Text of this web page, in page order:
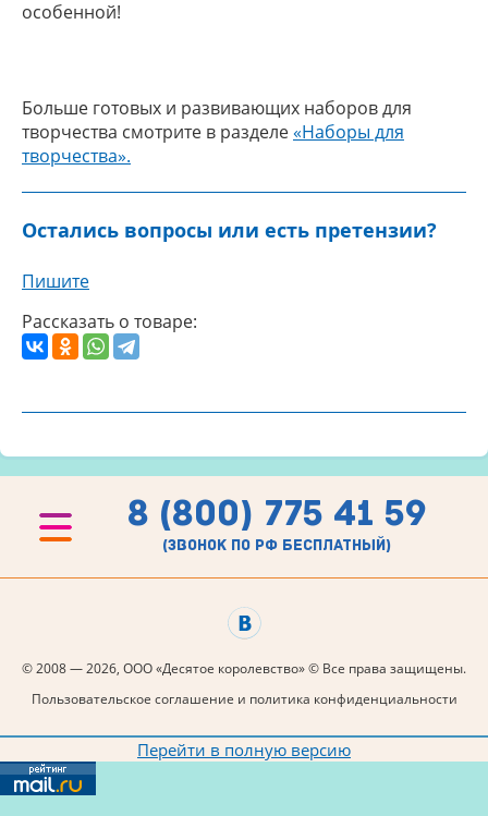
особенной!
Больше готовых и развивающих наборов для
творчества смотрите в разделе«Наборы для
творчества».
Остались вопросы или есть претензии?
Пишите
Рассказать о товаре:
8 (800) 775 41 59
(звонок по рф бесплатный)
© 2008 — 2026, ООО «Десятое королевство» © Все права защищены.
Пользовательское соглашение и политика конфиденциальности
Перейти в полную версию